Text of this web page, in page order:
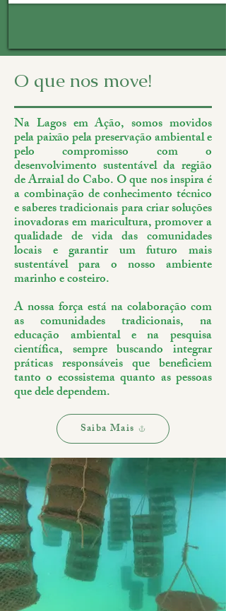
O que nos move!
Na Lagos em Ação, somos movidos
pela paixão pela preservação ambiental e
pelo compromisso com o
desenvolvimento sustentável da região
de Arraial do Cabo. O que nos inspira é
a combinação de conhecimento técnico
e saberes tradicionais para criar soluções
inovadoras em maricultura, promover a
qualidade de vida das comunidades
locais e garantir um futuro mais
sustentável para o nosso ambiente
marinho e costeiro.
A nossa força está na colaboração com
as comunidades tradicionais, na
educação ambiental e na pesquisa
científica, sempre buscando integrar
práticas responsáveis que beneficiem
tanto o ecossistema quanto as pessoas
que dele dependem.
Saiba Mais